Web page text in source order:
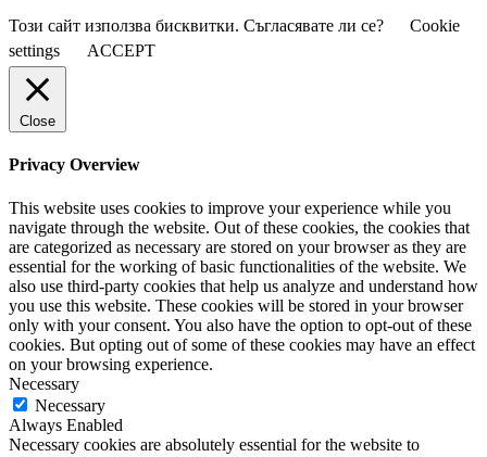
Този сайт използва бисквитки. Съгласявате ли се?
Cookie
settings
ACCEPT
Close
Privacy Overview
This website uses cookies to improve your experience while you
navigate through the website. Out of these cookies, the cookies that
are categorized as necessary are stored on your browser as they are
essential for the working of basic functionalities of the website. We
also use third-party cookies that help us analyze and understand how
you use this website. These cookies will be stored in your browser
only with your consent. You also have the option to opt-out of these
cookies. But opting out of some of these cookies may have an effect
on your browsing experience.
Necessary
Necessary
Always Enabled
Necessary cookies are absolutely essential for the website to